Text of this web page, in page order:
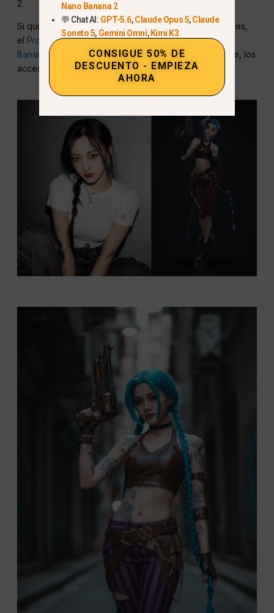
2.
Si quieres más ideas para la transferencia de caracteres,
el Proceso de creación del cosplay de Nano
Banana
muestra cómo especificar la ropa, el maquillaje, los
accesorios y los detalles de identidad.
Nano Banana 2
💬 Chat AI: GPT-5.6,Claude Opus 5,Claude
Soneto 5, Gemini Omni, Kimi K3
CONSIGUE 50% DE
DESCUENTO - EMPIEZA
AHORA